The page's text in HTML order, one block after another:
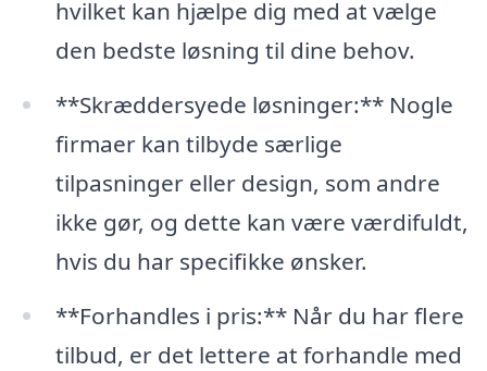
hvilket kan hjælpe dig med at vælge
den bedste løsning til dine behov.
**Skræddersyede løsninger:** Nogle
firmaer kan tilbyde særlige
tilpasninger eller design, som andre
ikke gør, og dette kan være værdifuldt,
hvis du har specifikke ønsker.
**Forhandles i pris:** Når du har flere
tilbud, er det lettere at forhandle med